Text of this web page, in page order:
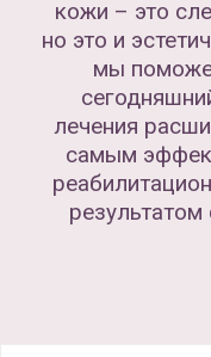
кожи – это
но это и
мы
лечения
самым